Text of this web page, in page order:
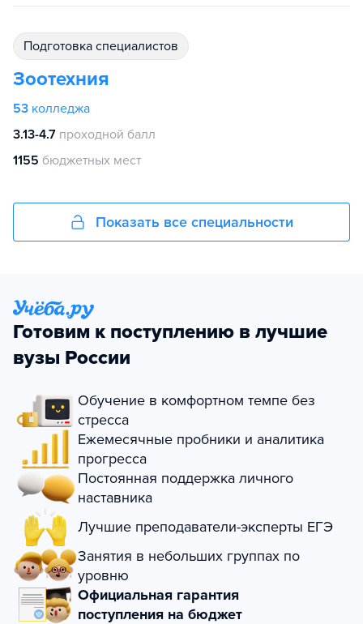
подготовка специалистов
Зоотехния
53 колледжа
3.13-4.7 проходной балл
1155 бюджетных мест
Показать все специальности
Готовим к поступлению в лучшие
вузы России
Обучение в комфортном темпе без
стресса
Ежемесячные пробники и аналитика
прогресса
Постоянная поддержка личного
наставника
Лучшие преподаватели-эксперты ЕГЭ
Занятия в небольших группах по
уровню
Официальная гарантия
поступления на бюджет